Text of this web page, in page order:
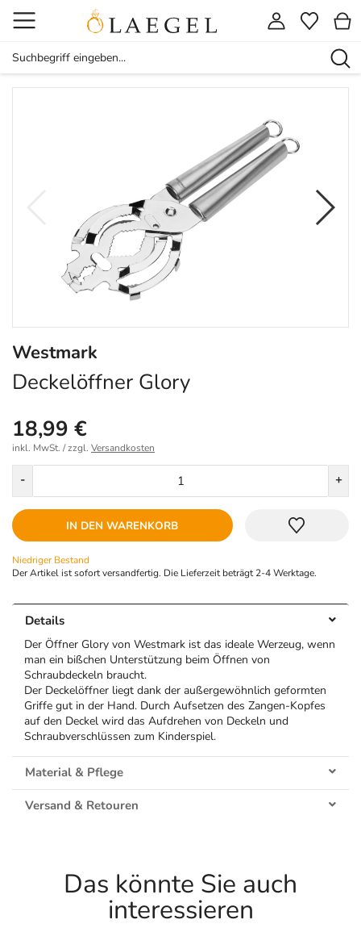
Westmark
Deckelöffner Glory
18,99 €
inkl. MwSt. / zzgl. Versandkosten
- +
IN DEN WARENKORB
Niedriger Bestand
Der Artikel ist sofort versandfertig. Die Lieferzeit beträgt 2-4 Werktage.
Details
Der Öffner Glory von Westmark ist das ideale Werzeug, wenn
man ein bißchen Unterstützung beim Öffnen von
Schraubdeckeln braucht.
Der Deckelöffner liegt dank der außergewöhnlich geformten
Griffe gut in der Hand. Durch Aufsetzen des Zangen-Kopfes
auf den Deckel wird das Aufdrehen von Deckeln und
Schraubverschlüssen zum Kinderspiel.
Material & Pflege
Versand & Retouren
Das könnte Sie auch
interessieren